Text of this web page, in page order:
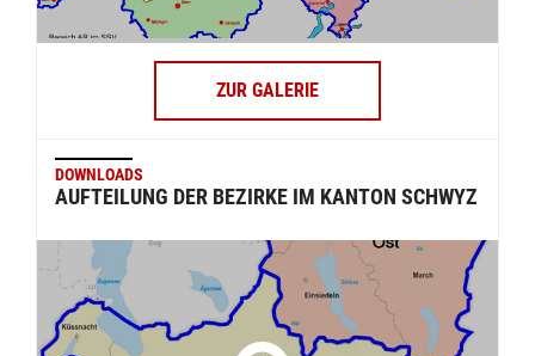
ZUR GALERIE
DOWNLOADS
AUFTEILUNG DER BEZIRKE IM KANTON SCHWYZ